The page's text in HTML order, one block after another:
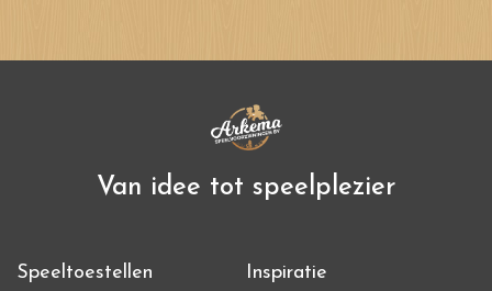
Van idee tot speelplezier
Speeltoestellen
Inspiratie